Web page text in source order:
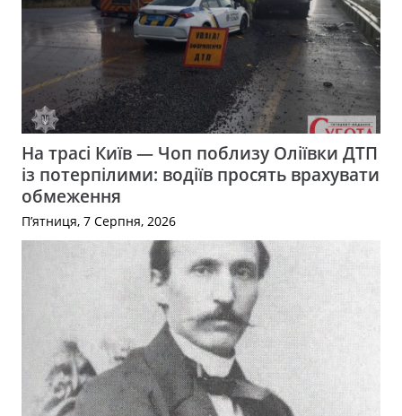
На трасі Київ — Чоп поблизу Оліївки ДТП
із потерпілими: водіїв просять врахувати
обмеження
П’ятниця, 7 Серпня, 2026